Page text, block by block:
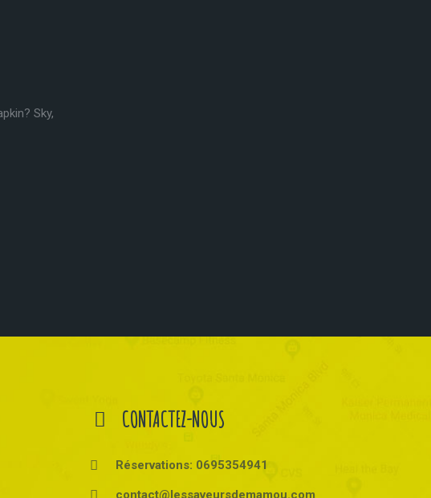
Sky,
CONTACTEZ-NOUS
Réservations: 0695354941
contact@lessaveursdemamou.com